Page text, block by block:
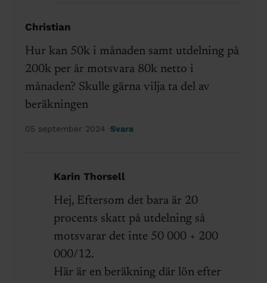
Christian
Hur kan 50k i månaden samt utdelning på
200k per år motsvara 80k netto i
månaden? Skulle gärna vilja ta del av
beräkningen
05 september 2024 Svara
Karin Thorsell
Hej, Eftersom det bara är 20
procents skatt på utdelning så
motsvarar det inte 50 000 + 200
000/12.
Här är en beräkning där lön efter